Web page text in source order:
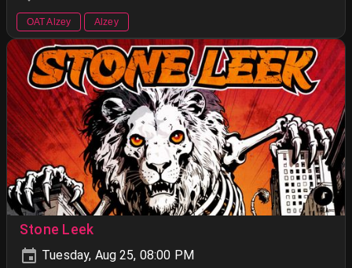
OAT Alzey Alzey
Stone Leek
Tuesday, Aug 25, 08:00 PM